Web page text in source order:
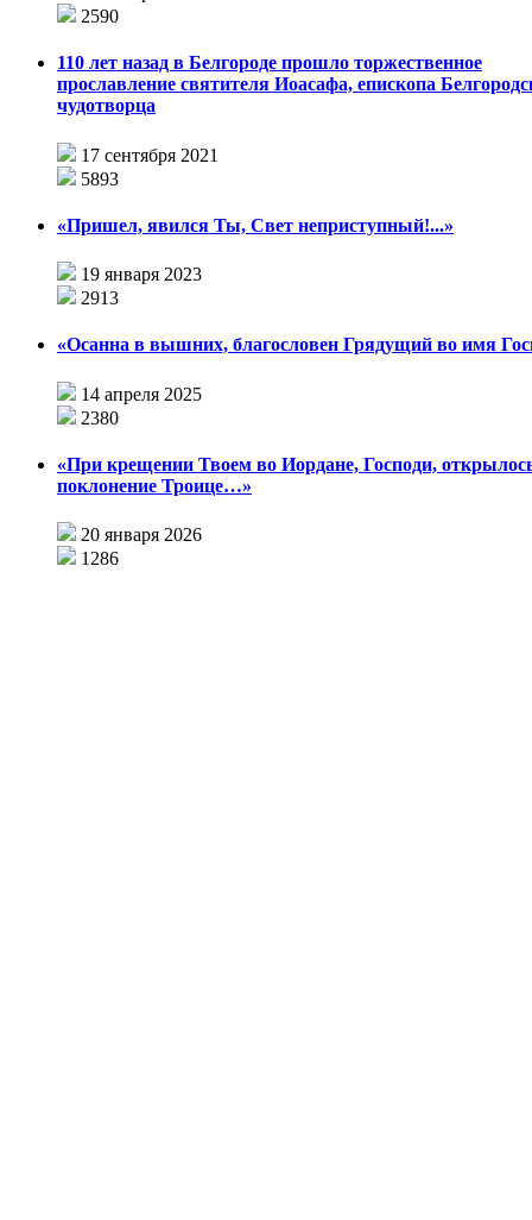
2590
110 лет назад в Белгороде прошло торжественное
прославление святителя Иоасафа, епископа
чудотворца
17 сентября 2021
5893
«Пришел, явился Ты, Свет неприступный!...»
19 января 2023
2913
«Осанна в вышних, благословен Грядущий во имя
14 апреля 2025
2380
«При крещении Твоем во Иордане, Господи,
поклонение Троице…»
20 января 2026
1286